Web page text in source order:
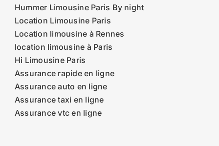
Hummer Limousine Paris By night
Location Limousine Paris
Location limousine à Rennes
location limousine à Paris
Hi Limousine Paris
Assurance rapide en ligne
Assurance auto en ligne
Assurance taxi en ligne
Assurance vtc en ligne